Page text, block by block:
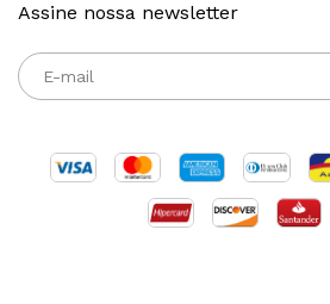
Assine nossa newsletter